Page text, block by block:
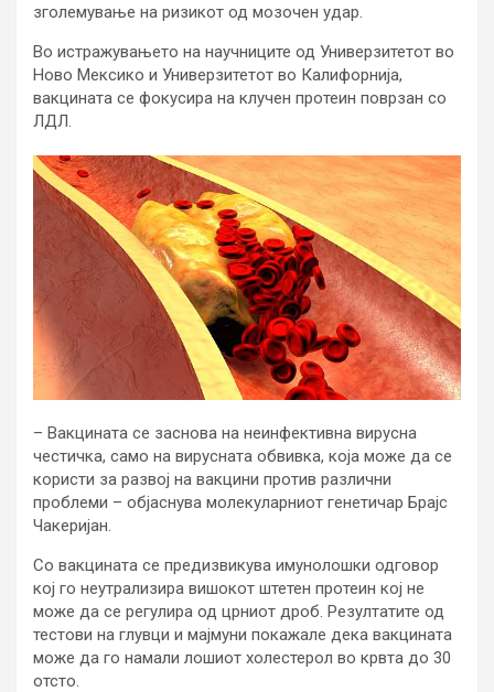
зголемување на ризикот од мозочен удар.
Во истражувањето на научниците од Универзитетот во
Ново Мексико и Универзитетот во Калифорнија,
вакцината се фокусира на клучен протеин поврзан со
ЛДЛ.
– Вакцината се заснова на неинфективна вирусна
честичка, само на вирусната обвивка, која може да се
користи за развој на вакцини против различни
проблеми – објаснува молекуларниот генетичар Брајс
Чакеријан.
Со вакцината се предизвикува имунолошки одговор
кој го неутрализира вишокот штетен протеин кој не
може да се регулира од црниот дроб. Резултатите од
тестови на глувци и мајмуни покажале дека вакцината
може да го намали лошиот холестерол во крвта до 30
отсто.